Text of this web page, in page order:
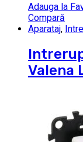
Adauga la
Compară
Aparataj,
Valena